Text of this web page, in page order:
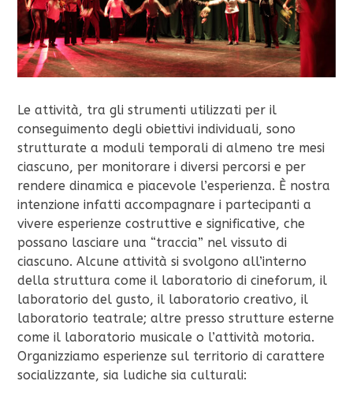
Le attività, tra gli strumenti utilizzati per il
conseguimento degli obiettivi individuali, sono
strutturate a moduli temporali di almeno tre mesi
ciascuno, per monitorare i diversi percorsi e per
rendere dinamica e piacevole l’esperienza. È nostra
intenzione infatti accompagnare i partecipanti a
vivere esperienze costruttive e significative, che
possano lasciare una “traccia” nel vissuto di
ciascuno. Alcune attività si svolgono all’interno
della struttura come il laboratorio di cineforum, il
laboratorio del gusto, il laboratorio creativo, il
laboratorio teatrale; altre presso strutture esterne
come il laboratorio musicale o l’attività motoria.
Organizziamo esperienze sul territorio di carattere
socializzante, sia ludiche sia culturali: